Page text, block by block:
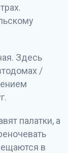
Здесь
/
палатки, а
в